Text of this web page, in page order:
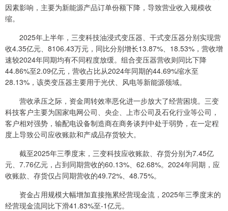
因素影响，主要为新能源产品订单份额下降，导致营业收入规模收
缩。
2025年上半年，三变科技油浸式变压器、干式变压器分别实现营
收4.35亿元、8106.43万元，同比分别增长13.87%、18.53%，营收增
速较2024年同期均有不同程度放缓。组合变压器营收则同比下降
44.86%至2.09亿元，营收占比从2024年同期的44.69%缩水至
28.13%，该类变压器主要用于光伏、风电等新能源领域。
营收承压之际，资金周转效率恶化进一步放大了经营困境。三变
科技客户主要为国家电网公司、央企、上市公司及石化行业等公司，
客户相对强势，输配电设备制造商在商务谈判中处于弱势，在一定程
度上导致公司应收账款和产成品存货较大。
截至2025年三季度末，三变科技应收账款、存货分别为7.45亿
元、7.76亿元，占到同期营收的60.13%、62.68%。2024年同期，应
收账款、存货仅占同期营收的49.72%、48.75%。
资金占用规模大幅增加直接拖累经营现金流，2025年三季度末的
经营现金流同比下滑41.83%至-1亿元。